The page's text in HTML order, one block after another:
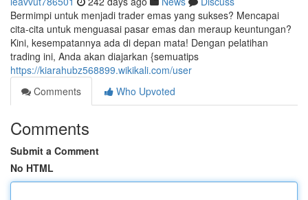
Bermimpi untuk menjadi trader emas yang sukses? Mencapai
cita-cita untuk menguasai pasar emas dan meraup keuntungan?
Kini, kesempatannya ada di depan mata! Dengan pelatihan
trading ini, Anda akan diajarkan {semuatips
https://kiarahubz568899.wikikali.com/user
Comments
Who Upvoted
Comments
Submit a Comment
No HTML